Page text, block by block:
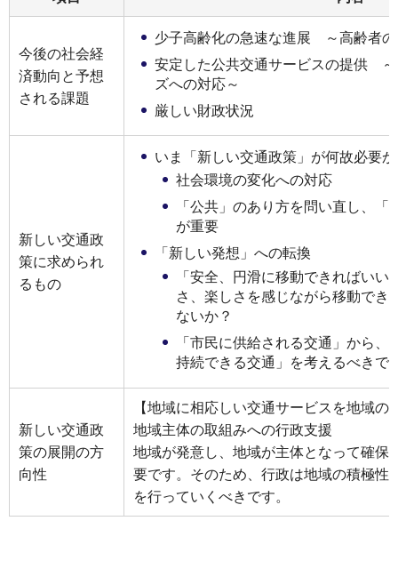
今後の社会経
済動向と予想
される課題
少子高齢化の急速な進展 ～高齢者
安定した公共交通サービスの提供
ズへの対応～
厳しい財政状況
新しい交通政
策に求められ
るもの
いま「新しい交通政策」が何故必要
社会環境の変化への対応
「公共」のあり方を問い直し、
が重要
「新しい発想」への転換
「安全、円滑に移動できればい
さ、楽しさを感じながら移動でき
ないか？
「市民に供給される交通」から
持続できる交通」を考えるべきで
新しい交通政
策の展開の方
向性
【地域に相応しい交通サービスを地域
地域主体の取組みへの行政支援
地域が発意し、地域が主体となって確保
要です。そのため、行政は地域の積極性
を行っていくべきです。